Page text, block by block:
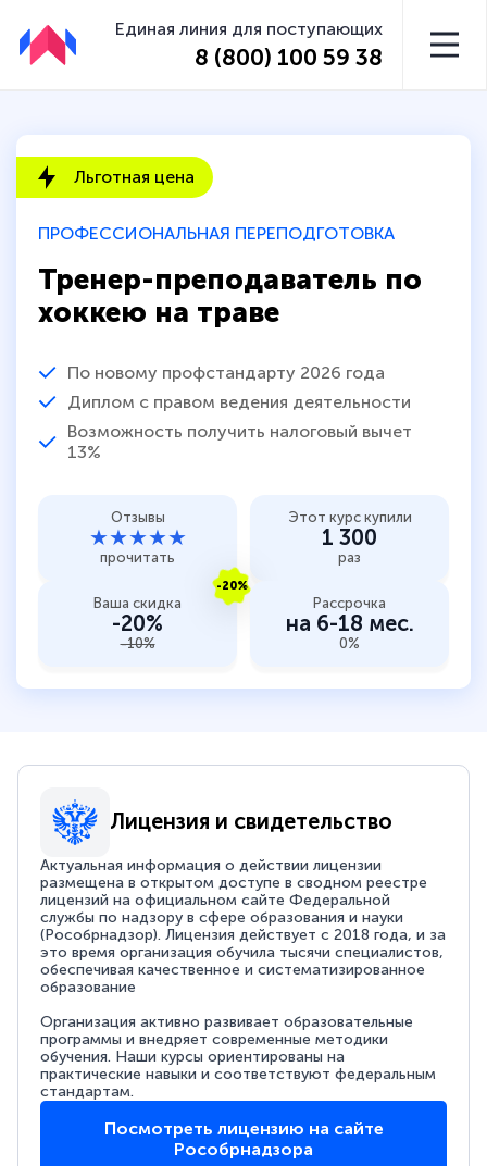
Единая линия для поступающих
8 (800) 100 59 38
ПРОФЕССИОНАЛЬНАЯ ПЕРЕПОДГОТОВКА
Тренер-преподаватель по
хоккею на траве
По новому профстандарту 2026 года
Диплом с правом ведения деятельности
Возможность получить налоговый вычет
13%
Льготная цена
Отзывы
★★★★★
прочитать
Этот курс купили
1 300
раз
-20%
Ваша скидка
-20%
-10%
Рассрочка
на 6-18 мес.
0%
Лицензия и свидетельство
Актуальная информация о действии лицензии
размещена в открытом доступе в сводном реестре
лицензий на официальном сайте Федеральной
службы по надзору в сфере образования и науки
(Рособрнадзор). Лицензия действует с 2018 года, и за
это время организация обучила тысячи специалистов,
обеспечивая качественное и систематизированное
образование
Организация активно развивает образовательные
программы и внедряет современные методики
обучения. Наши курсы ориентированы на
практические навыки и соответствуют федеральным
стандартам.
Посмотреть лицензию на сайте
Рособрнадзора